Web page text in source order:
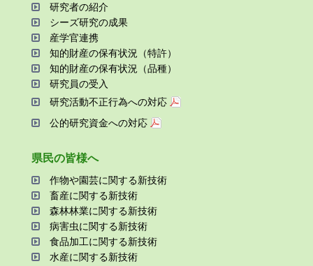
研究者の紹介
シーズ研究の成果
産学官連携
知的財産の保有状況（特許）
知的財産の保有状況（品種）
研究員の受⼊
研究活動不正⾏為への対応
公的研究資金への対応
県⺠の皆様へ
作物や園芸に関する新技術
畜産に関する新技術
森林林業に関する新技術
病害⾍に関する新技術
⾷品加⼯に関する新技術
⽔産に関する新技術